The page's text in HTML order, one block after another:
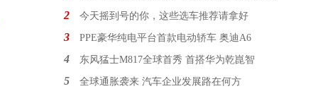
2 今天摇到号的你，这些选车推荐请拿好
3 PPE豪华纯电平台首款电动轿车 奥迪A6
4 东风猛士M817全球首秀 首搭华为乾崑智
5 全球通胀袭来 汽车企业发展路在何方